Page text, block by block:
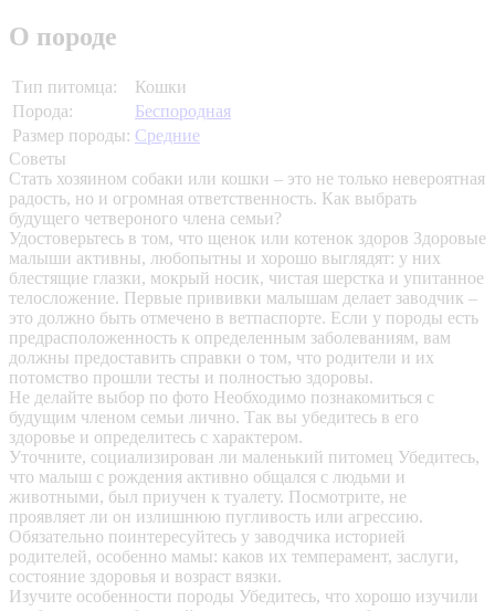
О породе
Тип питомца:
Кошки
Порода:
Беспородная
Размер породы: Средние
Советы
Стать хозяином собаки или кошки – это не только невероятная
радость, но и огромная ответственность. Как выбрать
будущего четвероного члена семьи?
Удостоверьтесь в том, что щенок или котенок здоров Здоровые
малыши активны, любопытны и хорошо выглядят: у них
блестящие глазки, мокрый носик, чистая шерстка и упитанное
телосложение. Первые прививки малышам делает заводчик –
это должно быть отмечено в ветпаспорте. Если у породы есть
предрасположенность к определенным заболеваниям, вам
должны предоставить справки о том, что родители и их
потомство прошли тесты и полностью здоровы.
Не делайте выбор по фото Необходимо познакомиться с
будущим членом семьи лично. Так вы убедитесь в его
здоровье и определитесь с характером.
Уточните, социализирован ли маленький питомец Убедитесь,
что малыш с рождения активно общался с людьми и
животными, был приучен к туалету. Посмотрите, не
проявляет ли он излишнюю пугливость или агрессию.
Обязательно поинтересуйтесь у заводчика историей
родителей, особенно мамы: каков их темперамент, заслуги,
состояние здоровья и возраст вязки.
Изучите особенности породы Убедитесь, что хорошо изучили